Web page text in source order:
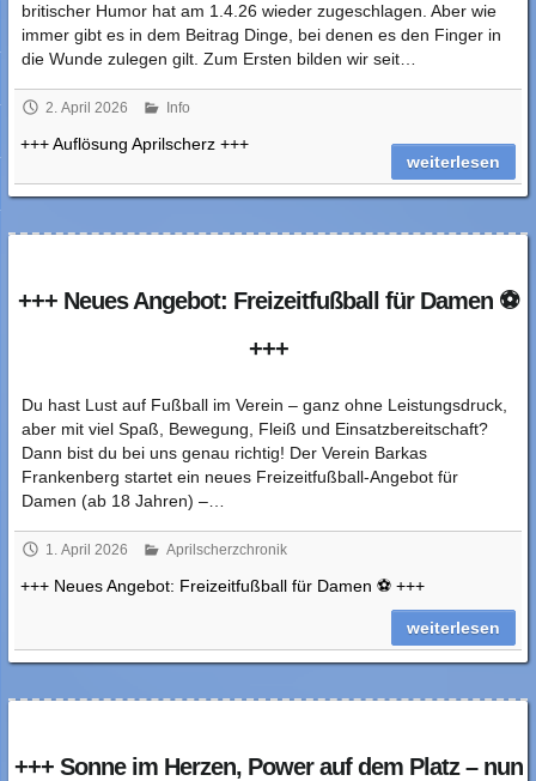
britischer Humor hat am 1.4.26 wieder zugeschlagen. Aber wie
immer gibt es in dem Beitrag Dinge, bei denen es den Finger in
die Wunde zulegen gilt. Zum Ersten bilden wir seit…
2. April 2026 Info
+++ Auflösung Aprilscherz +++
weiterlesen
+++ Neues Angebot: Freizeitfußball für Damen ⚽
+++
Du hast Lust auf Fußball im Verein – ganz ohne Leistungsdruck,
aber mit viel Spaß, Bewegung, Fleiß und Einsatzbereitschaft?
Dann bist du bei uns genau richtig! Der Verein Barkas
Frankenberg startet ein neues Freizeitfußball-Angebot für
Damen (ab 18 Jahren) –…
1. April 2026 Aprilscherzchronik
+++ Neues Angebot: Freizeitfußball für Damen ⚽ +++
weiterlesen
+++ Sonne im Herzen, Power auf dem Platz – nun